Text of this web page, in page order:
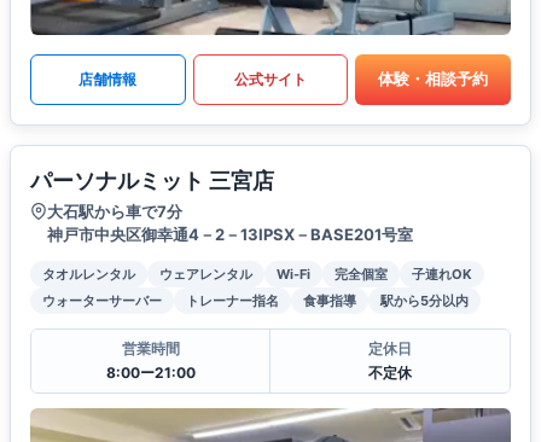
店舗情報 公式サイト 体験・相談予約
パーソナルミット 三宮店
大石駅から車で7分
神戸市中央区御幸通4－2－13IPSX－BASE201号室
タオルレンタル ウェアレンタル Wi-Fi 完全個室
子連れOK
ウォーターサーバー
トレーナー指名 食事指導 駅から5分以内
営業時間
8:00ー21:00
定休日
不定休